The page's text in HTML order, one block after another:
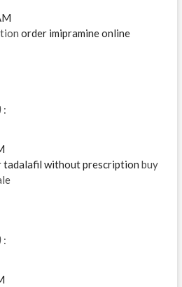
order imipramine online
:
tadalafil without prescription buy
: